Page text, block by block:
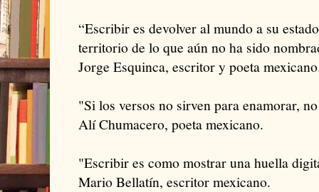
“Escribir es devolver al mundo a su
territorio de lo que aún no ha sido
Jorge Esquinca, escritor y poeta
"Si los versos no sirven para enamorar,
Alí Chumacero, poeta mexicano.
"Escribir es como mostrar una huella
Mario Bellatín, escritor mexicano.